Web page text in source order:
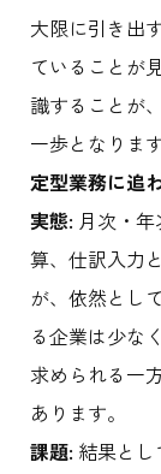
大限に引き出
ていることが
識することが
一歩となります
定型業務に追
実態: 月次・
算、仕訳入力
が、依然とし
る企業は少な
求められる一
あります。
課題: 結果とし